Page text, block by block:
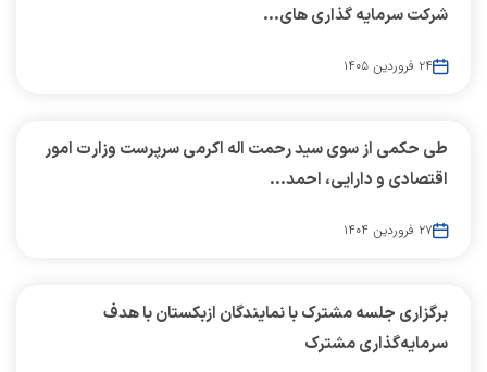
شرکت سرمایه گذاری های...
۲۴ فروردین ۱۴۰۵
طی حکمی از سوی سید رحمت اله اکرمی سرپرست وزارت امور
اقتصادی و دارایی، احمد...
۲۷ فروردین ۱۴۰۴
برگزاری جلسه مشترک با نمایندگان ازبکستان با هدف
سرمایه‌گذاری مشترک